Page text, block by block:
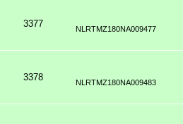
3377 NLRTMZ180NA009477
3378 NLRTMZ180NA009483